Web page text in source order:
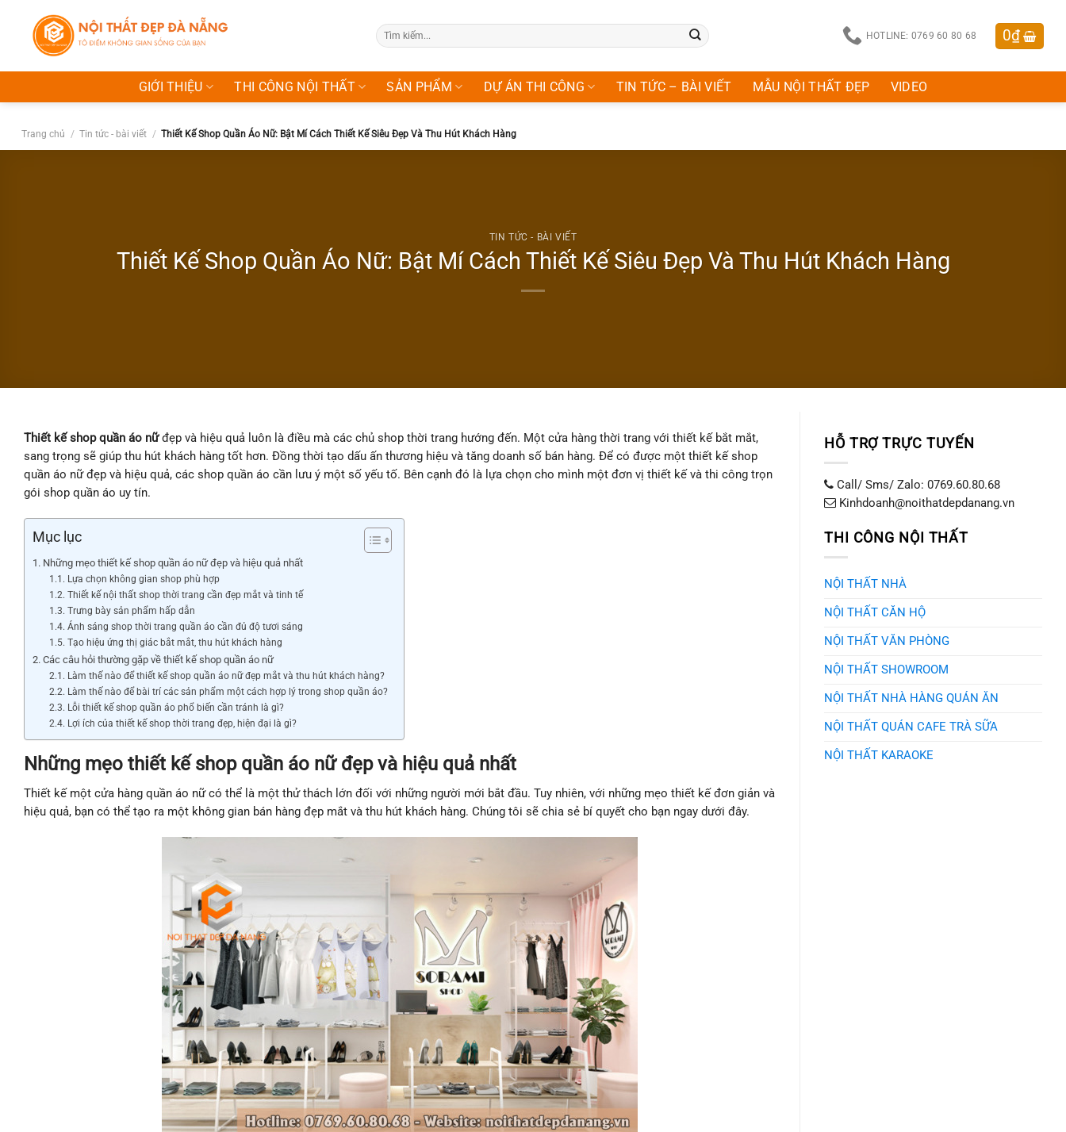
Tìm
kiếm:
HOTLINE: 0769 60 80 68 0₫
GIỚI THIỆU THI CÔNG NỘI THẤT SẢN PHẨM DỰ ÁN THI CÔNG TIN TỨC – BÀI VIẾT MẪU NỘI THẤT ĐẸP VIDEO
Trang chủ / Tin tức - bài viết / Thiết Kế Shop Quần Áo Nữ: Bật Mí Cách Thiết Kế Siêu Đẹp Và Thu Hút Khách Hàng
TIN TỨC - BÀI VIẾT
Thiết Kế Shop Quần Áo Nữ: Bật Mí Cách Thiết Kế Siêu Đẹp Và Thu Hút Khách Hàng
Thiết kế shop quần áo nữđẹp và hiệu quả luôn là điều mà các chủ shop thời trang hướng đến. Một cửa hàng thời trang với thiết kế bắt mắt,
sang trọng sẽ giúp thu hút khách hàng tốt hơn. Đồng thời tạo dấu ấn thương hiệu và tăng doanh số bán hàng. Để có được một thiết kế shop
quần áo nữ đẹp và hiệu quả, các shop quần áo cần lưu ý một số yếu tố. Bên cạnh đó là lựa chọn cho mình một đơn vị thiết kế và thi công trọn
gói shop quần áo uy tín.
Mục lục
Những mẹo thiết kế shop quần áo nữ đẹp và hiệu quả nhất
Lựa chọn không gian shop phù hợp
Thiết kế nội thất shop thời trang cần đẹp mắt và tinh tế
Trưng bày sản phẩm hấp dẫn
Ánh sáng shop thời trang quần áo cần đủ độ tươi sáng
Tạo hiệu ứng thị giác bắt mắt, thu hút khách hàng
Các câu hỏi thường gặp về thiết kế shop quần áo nữ
Làm thế nào để thiết kế shop quần áo nữ đẹp mắt và thu hút khách hàng?
Làm thế nào để bài trí các sản phẩm một cách hợp lý trong shop quần áo?
Lỗi thiết kế shop quần áo phổ biến cần tránh là gì?
Lợi ích của thiết kế shop thời trang đẹp, hiện đại là gì?
Những mẹo thiết kế shop quần áo nữ đẹp và hiệu quả nhất
Thiết kế một cửa hàng quần áo nữ có thể là một thử thách lớn đối với những người mới bắt đầu. Tuy nhiên, với những mẹo thiết kế đơn giản và
hiệu quả, bạn có thể tạo ra một không gian bán hàng đẹp mắt và thu hút khách hàng. Chúng tôi sẽ chia sẻ bí quyết cho bạn ngay dưới đây.
HỖ TRỢ TRỰC TUYẾN
Call/ Sms/ Zalo: 0769.60.80.68
Kinhdoanh@noithatdepdanang.vn
THI CÔNG NỘI THẤT
NỘI THẤT NHÀ
NỘI THẤT CĂN HỘ
NỘI THẤT VĂN PHÒNG
NỘI THẤT SHOWROOM
NỘI THẤT NHÀ HÀNG QUÁN ĂN
NỘI THẤT QUÁN CAFE TRÀ SỮA
NỘI THẤT KARAOKE